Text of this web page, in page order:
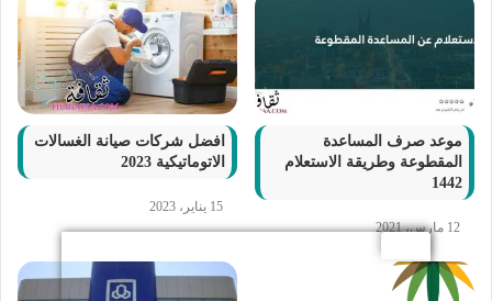
موعد صرف المساعدة
المقطوعة وطريقة الاستعلام
1442
12 مارس، 2021
افضل شركات صيانة الغسالات
الاتوماتيكية 2023
15 يناير، 2023